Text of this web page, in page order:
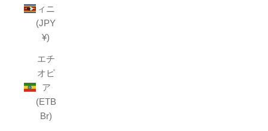
ィニ
(JPY
¥)
エチ
オピ
ア
(ETB
Br)